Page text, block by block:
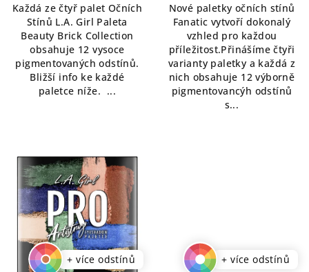
z
5
hvězdiček.
Každá ze čtyř palet Očních
Stínů L.A. Girl Paleta
Beauty Brick Collection
obsahuje 12 vysoce
pigmentovaných odstínů.
Bližší info ke každé
paletce níže. ...
z
5
hvězdiček.
Nové paletky očních stínů
Fanatic vytvoří dokonalý
vzhled pro každou
příležitost.Přinášíme čtyři
varianty paletky a každá z
nich obsahuje 12 výborně
pigmentovancýh odstínů
s...
+ více odstínů + více odstínů